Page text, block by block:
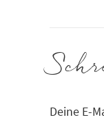
Deine E-